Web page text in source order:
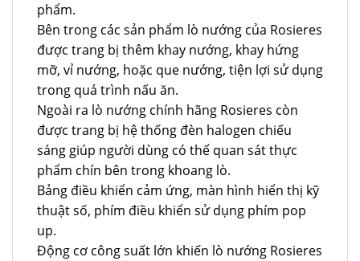
phẩm.
Bên trong các sản phẩm lò nướng của Rosieres
được trang bị thêm khay nướng, khay hứng
mỡ, vỉ nướng, hoặc que nướng, tiện lợi sử dụng
trong quá trình nấu ăn.
Ngoài ra lò nướng chính hãng Rosieres còn
được trang bị hệ thống đèn halogen chiếu
sáng giúp người dùng có thể quan sát thực
phẩm chín bên trong khoang lò.
Bảng điều khiển cảm ứng, màn hình hiển thị kỹ
thuật số, phím điều khiển sử dụng phím pop
up.
Động cơ công suất lớn khiến lò nướng Rosieres